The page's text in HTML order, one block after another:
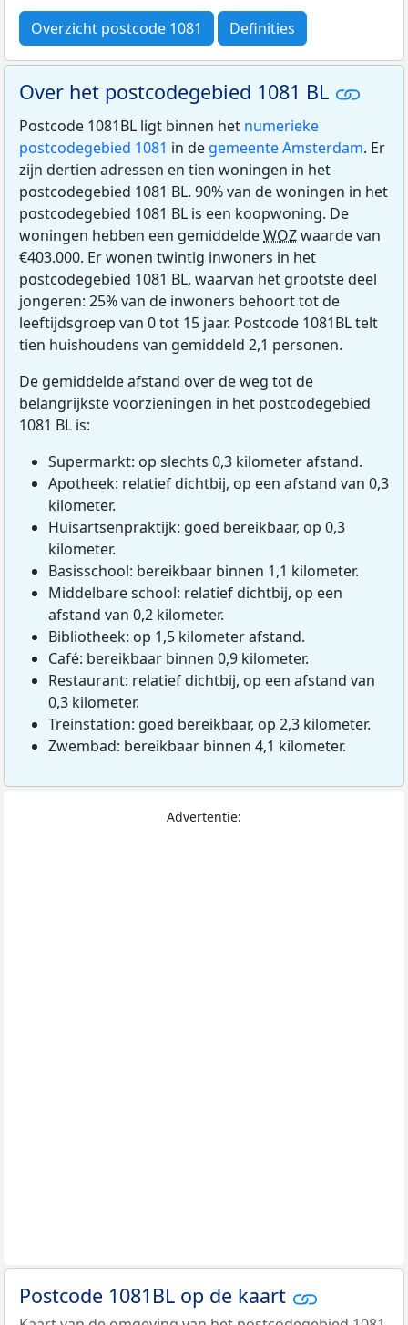
Overzicht postcode 1081 Definities
Over het postcodegebied 1081 BL
Postcode 1081BL ligt binnen het numerieke
postcodegebied 1081 in de gemeente Amsterdam. Er
zijn dertien adressen en tien woningen in het
postcodegebied 1081 BL. 90% van de woningen in het
postcodegebied 1081 BL is een koopwoning. De
woningen hebben een gemiddeldeWOZwaarde van
€403.000. Er wonen twintig inwoners in het
postcodegebied 1081 BL, waarvan het grootste deel
jongeren: 25% van de inwoners behoort tot de
leeftijdsgroep van 0 tot 15 jaar. Postcode 1081BL telt
tien huishoudens van gemiddeld 2,1 personen.
De gemiddelde afstand over de weg tot de
belangrijkste voorzieningen in het postcodegebied
1081 BL is:
Supermarkt: op slechts 0,3 kilometer afstand.
Apotheek: relatief dichtbij, op een afstand van 0,3
kilometer.
Huisartsenpraktijk: goed bereikbaar, op 0,3
kilometer.
Basisschool: bereikbaar binnen 1,1 kilometer.
Middelbare school: relatief dichtbij, op een
afstand van 0,2 kilometer.
Bibliotheek: op 1,5 kilometer afstand.
Café: bereikbaar binnen 0,9 kilometer.
Restaurant: relatief dichtbij, op een afstand van
0,3 kilometer.
Treinstation: goed bereikbaar, op 2,3 kilometer.
Zwembad: bereikbaar binnen 4,1 kilometer.
Advertentie:
Postcode 1081BL op de kaart